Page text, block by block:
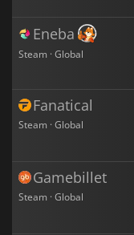
Eneba
Steam · Global
Fanatical
Steam · Global
Gamebillet
Steam · Global